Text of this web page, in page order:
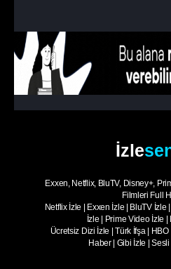
İzle
Exxen, Netflix, BluTV, Disney+,
Filmleri Full
Netflix İzle | Exxen İzle | BluTV İzle
İzle | Prime Video İzle |
Ücretsiz Dizi İzle |Türk İfşa | HBO
Haber| Gibi İzle |Sesli